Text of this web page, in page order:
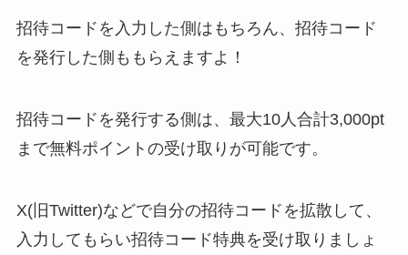
招待コードを入力した側はもちろん、招待コード
を発行した側ももらえますよ！
招待コードを発行する側は、最大10人合計3,000pt
まで無料ポイントの受け取りが可能です。
X(旧Twitter)などで自分の招待コードを拡散して、
入力してもらい招待コード特典を受け取りましょ